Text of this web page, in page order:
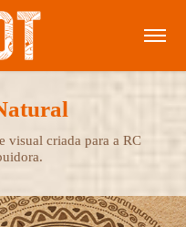
visual criada para a RC